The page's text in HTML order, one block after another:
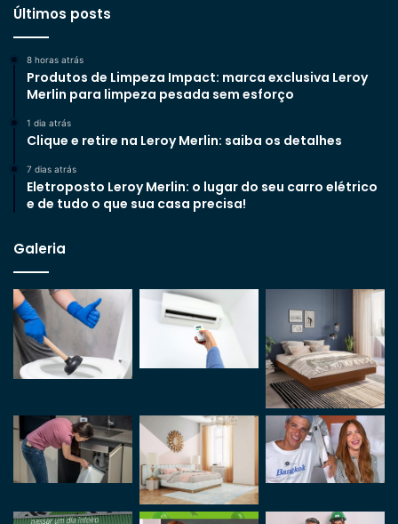
Últimos posts
8 horas atrás
Produtos de Limpeza Impact: marca exclusiva Leroy
Merlin para limpeza pesada sem esforço
1 dia atrás
Clique e retire na Leroy Merlin: saiba os detalhes
7 dias atrás
Eletroposto Leroy Merlin: o lugar do seu carro elétrico
e de tudo o que sua casa precisa!
Galeria